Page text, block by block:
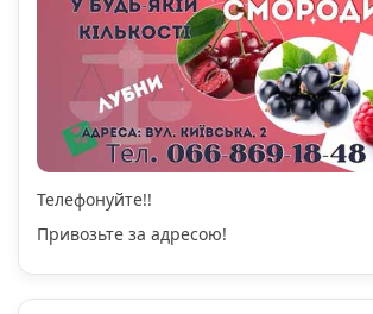
Телефонуйте!!
Привозьте за адресою!